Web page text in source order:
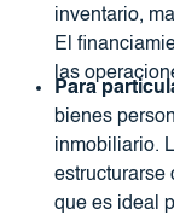
inventario,
El
las
Para
bienes
inmobiliario.
estructurarse
que es ideal